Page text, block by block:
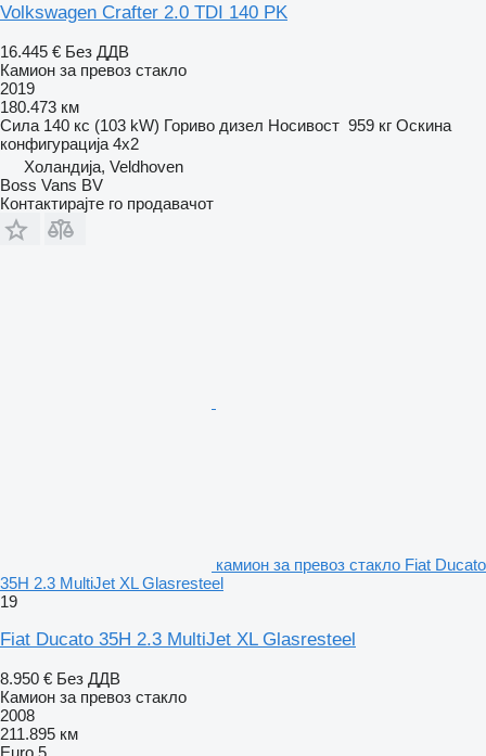
Volkswagen Crafter 2.0 TDI 140 PK
16.445 € Без ДДВ
Камион за превоз стакло
2019
180.473 км
Сила 140 кс (103 kW) Гориво дизел Носивост 959 кг Оскина
конфигурација 4x2
Холандија, Veldhoven
Boss Vans BV
Контактирајте го продавачот
камион за превоз стакло Fiat Ducato
35H 2.3 MultiJet XL Glasresteel
19
Fiat Ducato 35H 2.3 MultiJet XL Glasresteel
8.950 € Без ДДВ
Камион за превоз стакло
2008
211.895 км
Euro 5